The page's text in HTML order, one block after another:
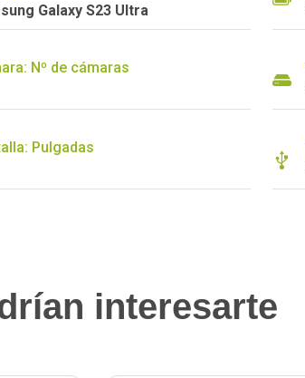
Galaxy S23 Ultra
Nº de cámaras
Pulgadas
interesarte